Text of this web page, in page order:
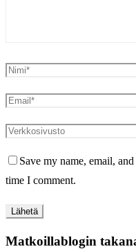
Save my name, email,
time I comment.
Matkoillablogin